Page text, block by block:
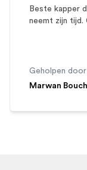
Beste kapper
neemt zijn tijd.
Geholpen door
Marwan